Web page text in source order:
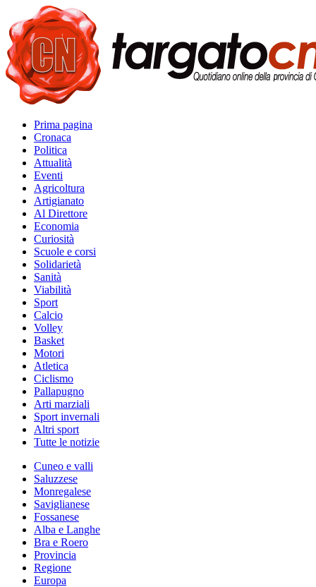
Prima pagina
Cronaca
Politica
Attualità
Eventi
Agricoltura
Artigianato
Al Direttore
Economia
Curiosità
Scuole e corsi
Solidarietà
Sanità
Viabilità
Sport
Calcio
Volley
Basket
Motori
Atletica
Ciclismo
Pallapugno
Arti marziali
Sport invernali
Altri sport
Tutte le notizie
Cuneo e valli
Saluzzese
Monregalese
Saviglianese
Fossanese
Alba e Langhe
Bra e Roero
Provincia
Regione
Europa